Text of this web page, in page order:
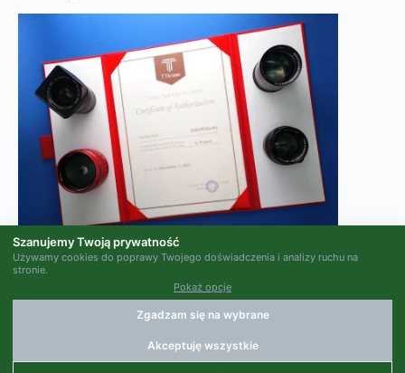
Szanujemy Twoją prywatność
Używamy cookies do poprawy Twojego doświadczenia i analizy ruchu na
stronie.
Pokaż opcje
Zgadzam się na wybrane
Akceptuję wszystkie